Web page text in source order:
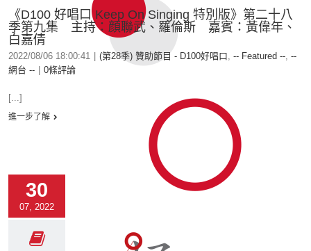
《D100 好唱口 Keep On Singing 特別版》第二十八
季第九集 主持：顔聯武、羅倫斯 嘉賓：黃偉年、
白嘉倩
2022/08/06 18:00:41 (第28季) 贊助節目 - D100好唱口, -- Featured --, --
網台 --
0條評論
[...]
進一步了解
30
07, 2022